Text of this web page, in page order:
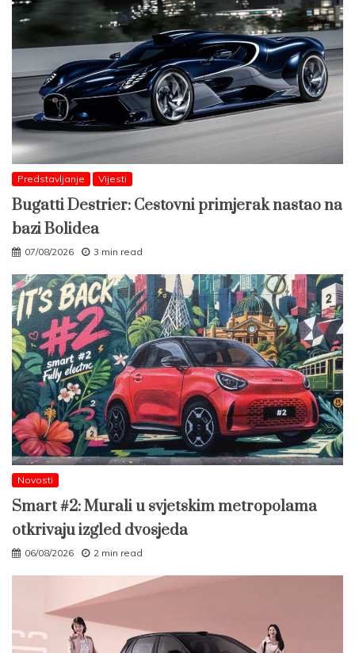
Predstavljanje Vijesti
Bugatti Destrier: Cestovni primjerak nastao na
bazi Bolidea
07/08/2026 3 min read
Novosti
Smart #2: Murali u svjetskim metropolama
otkrivaju izgled dvosjeda
06/08/2026 2 min read